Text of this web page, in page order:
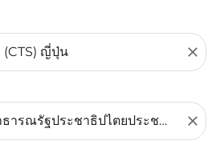
close
close